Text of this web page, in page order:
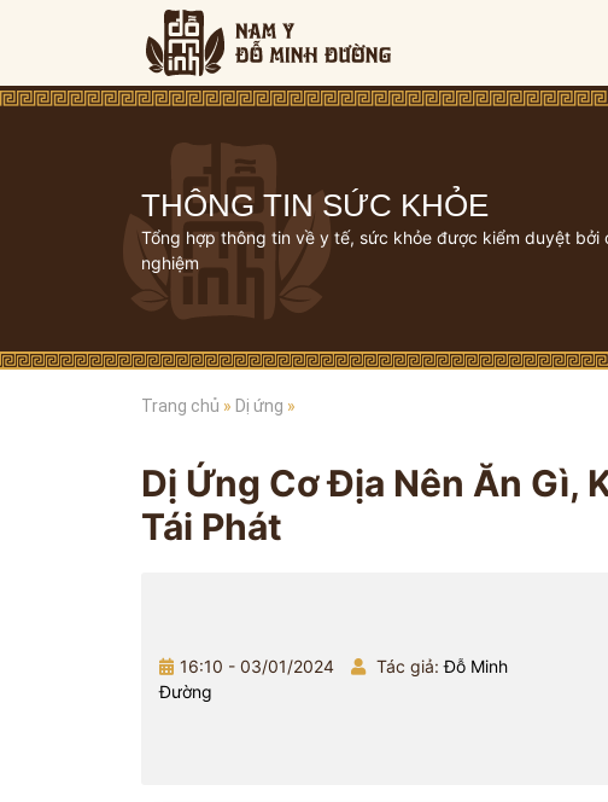
THÔNG TIN SỨC KHỎE
Tổng hợp thông tin về y tế, sức khỏe được kiểm duyệt
nghiệm
Trang chủ » Dị ứng »
Dị Ứng Cơ Địa Nên Ăn Gì,
Tái Phát
16:10 - 03/01/2024 Tác giả:Đỗ Minh
Đường